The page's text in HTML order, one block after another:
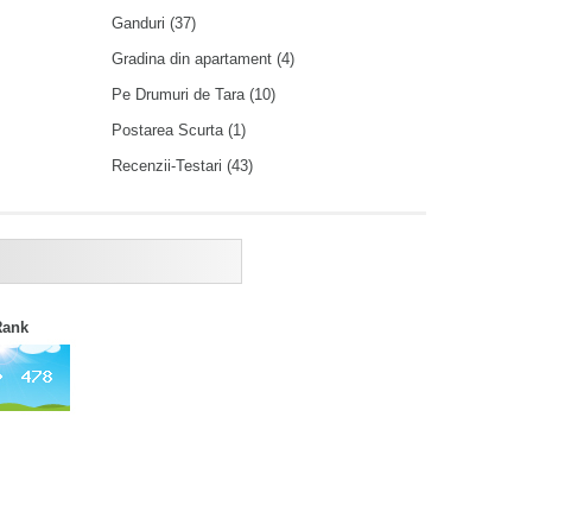
Ganduri (37)
Gradina din apartament (4)
Pe Drumuri de Tara(10)
Postarea Scurta(1)
Recenzii-Testari (43)